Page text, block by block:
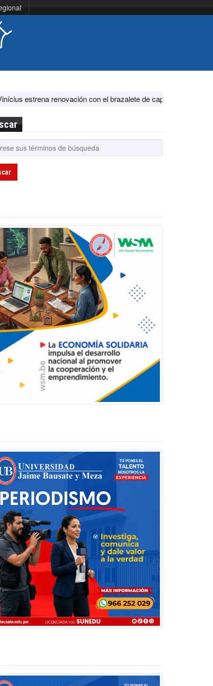
renovación con el brazalete de capitán en el Real Madrid ante